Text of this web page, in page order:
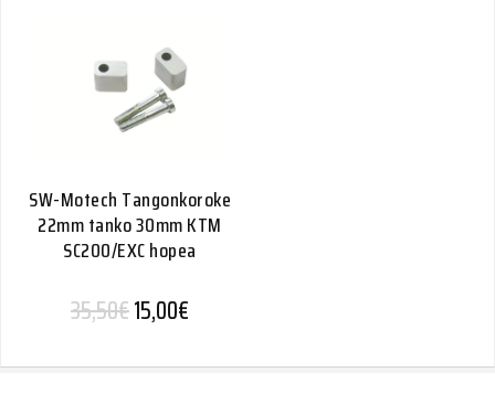
SW-Motech Tangonkoroke
22mm tanko 30mm KTM
SC200/EXC hopea
35,50€Alkuperäinen hinta oli: 35,50€.
15,00€